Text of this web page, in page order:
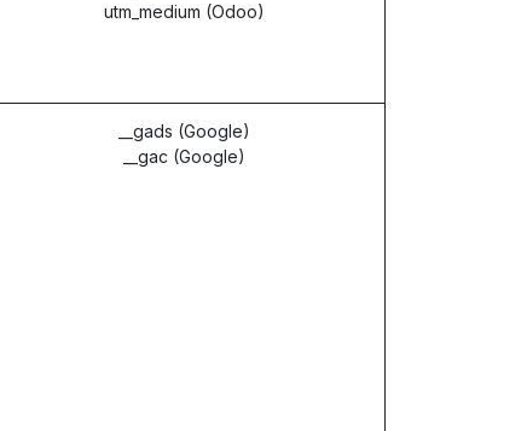
utm_medium (Odoo)
__gads (Google)
__gac (Google)